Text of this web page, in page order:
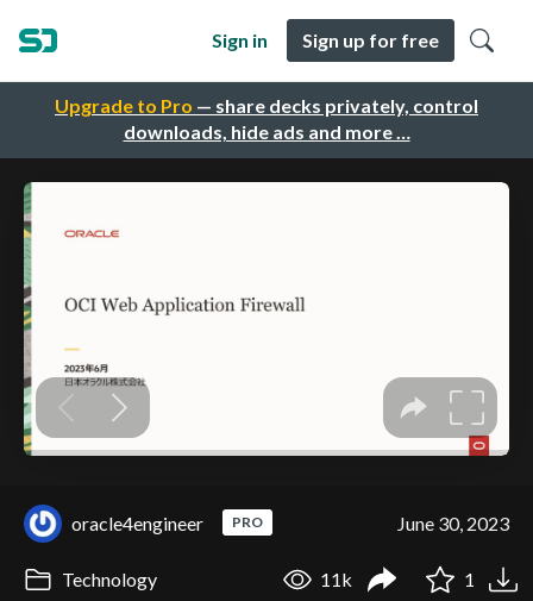
Upgrade to Pro — share decks privately, control
downloads, hide ads and more …
Sign in Sign up for free
oracle4engineer PRO June 30, 2023
Technology 11k 1